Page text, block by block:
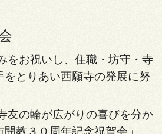
をお祝いし、住職・坊守・寺
をとりあい西願寺の発展に努
友の輪が広がりの喜びを分か
教３０周年記念祝賀会」